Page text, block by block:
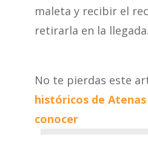
maleta y recibir el
retirarla en la llegada.
No te pierdas este
históricos de
conocer